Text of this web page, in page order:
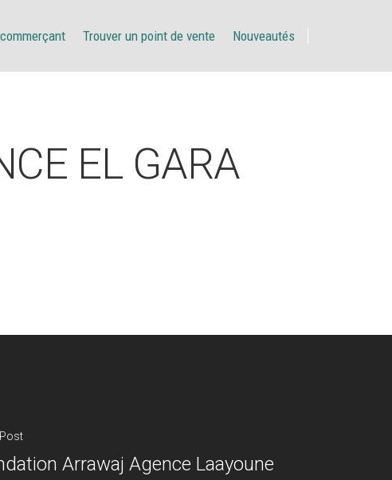
Trouver un point de vente Nouveautés
EL GARA
Arrawaj Agence Laayoune